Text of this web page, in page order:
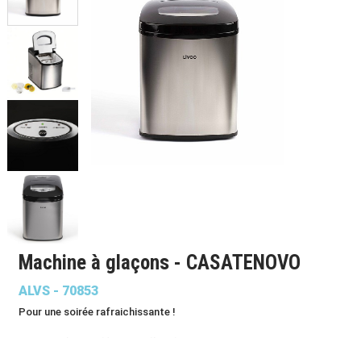
Machine à glaçons - CASATENOVO
ALVS - 70853
Pour une soirée rafraichissante !